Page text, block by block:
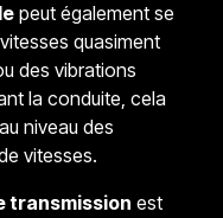
peut également se
quasiment
des vibrations
la conduite, cela
niveau des
vitesses.
transmission est